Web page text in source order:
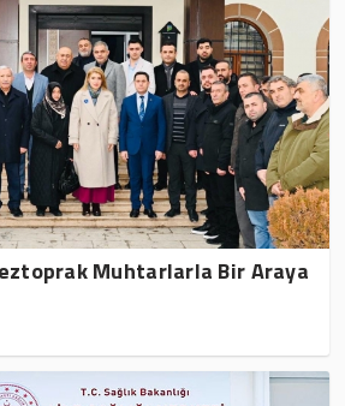
Muhtarlarla Bir Araya